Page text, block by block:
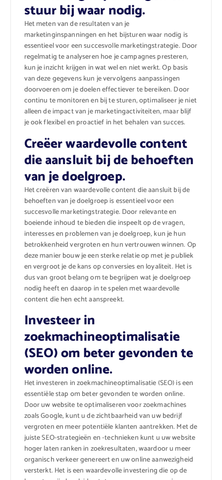
stuur bij waar nodig.
Het meten van de resultaten van je
marketinginspanningen en het bijsturen waar nodig is
essentieel voor een succesvolle marketingstrategie. Door
regelmatig te analyseren hoe je campagnes presteren,
kun je inzicht krijgen in wat wel en niet werkt. Op basis
van deze gegevens kun je vervolgens aanpassingen
doorvoeren om je doelen effectiever te bereiken. Door
continu te monitoren en bij te sturen, optimaliseer je niet
alleen de impact van je marketingactiviteiten, maar blijf
je ook flexibel en proactief in het behalen van succes.
Creëer waardevolle content
die aansluit bij de behoeften
van je doelgroep.
Het creëren van waardevolle content die aansluit bij de
behoeften van je doelgroep is essentieel voor een
succesvolle marketingstrategie. Door relevante en
boeiende inhoud te bieden die inspeelt op de vragen,
interesses en problemen van je doelgroep, kun je hun
betrokkenheid vergroten en hun vertrouwen winnen. Op
deze manier bouw je een sterke relatie op met je publiek
en vergroot je de kans op conversies en loyaliteit. Het is
dus van groot belang om te begrijpen wat je doelgroep
nodig heeft en daarop in te spelen met waardevolle
content die hen echt aanspreekt.
Investeer in
zoekmachineoptimalisatie
(SEO) om beter gevonden te
worden online.
Het investeren in zoekmachineoptimalisatie (SEO) is een
essentiële stap om beter gevonden te worden online.
Door uw website te optimaliseren voor zoekmachines
zoals Google, kunt u de zichtbaarheid van uw bedrijf
vergroten en meer potentiële klanten aantrekken. Met de
juiste SEO-strategieën en -technieken kunt u uw website
hoger laten ranken in zoekresultaten, waardoor u meer
organisch verkeer genereert en uw online aanwezigheid
versterkt. Het is een waardevolle investering die op de